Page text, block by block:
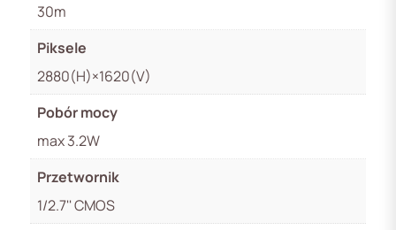
30m
Piksele
2880(H)×1620(V)
Pobór mocy
max 3.2W
Przetwornik
1/2.7'' CMOS